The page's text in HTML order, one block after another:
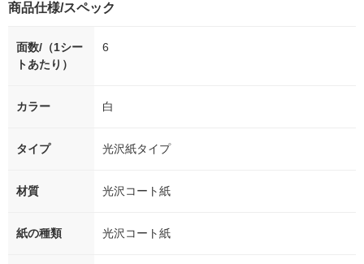
商品仕様/スペック
面数/（1シー
トあたり）
6
カラー 白
タイプ 光沢紙タイプ
材質 光沢コート紙
紙の種類 光沢コート紙